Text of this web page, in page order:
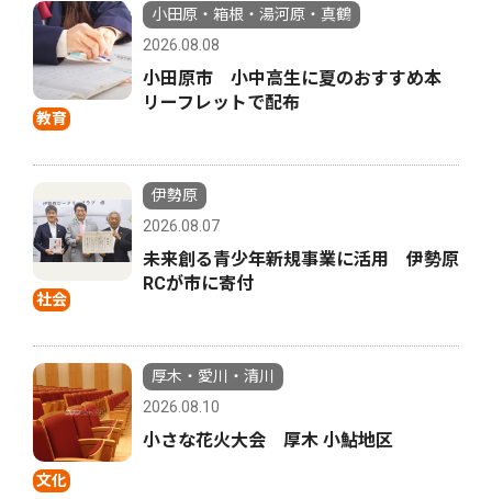
教育
小田原・箱根・湯河原・真鶴
2026.08.08
小田原市 小中高生に夏のおすすめ本
リーフレットで配布
社会
伊勢原
2026.08.07
未来創る青少年新規事業に活用 伊勢原
RCが市に寄付
文化
厚木・愛川・清川
2026.08.10
小さな花火大会 厚木 小鮎地区